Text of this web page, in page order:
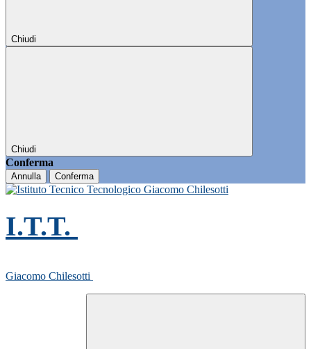
Chiudi
Chiudi
Conferma
Annulla Conferma
I.T.T.
Giacomo Chilesotti